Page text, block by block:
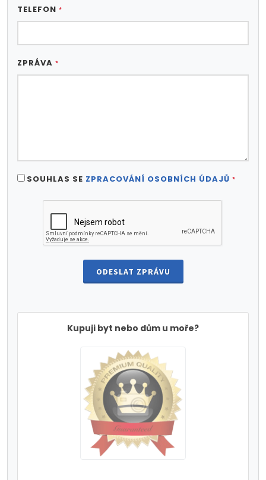
TELEFON *
ZPRÁVA *
SOUHLAS SE ZPRACOVÁNÍ OSOBNÍCH ÚDAJŮ *
ODESLAT ZPRÁVU
Kupuji byt nebo dům u moře?